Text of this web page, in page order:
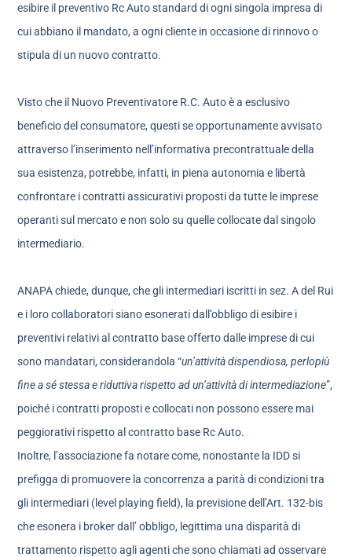
esibire il preventivo Rc Auto standard di ogni singola impresa di
cui abbiano il mandato, a ogni cliente in occasione di rinnovo o
stipula di un nuovo contratto.
Visto che il Nuovo Preventivatore R.C. Auto è a esclusivo
beneficio del consumatore, questi se opportunamente avvisato
attraverso l’inserimento nell’informativa precontrattuale della
sua esistenza, potrebbe, infatti, in piena autonomia e libertà
confrontare i contratti assicurativi proposti da tutte le imprese
operanti sul mercato e non solo su quelle collocate dal singolo
intermediario.
ANAPA chiede, dunque, che gli intermediari iscritti in sez. A del Rui
e i loro collaboratori siano esonerati dall’obbligo di esibire i
preventivi relativi al contratto base offerto dalle imprese di cui
sono mandatari, considerandola “un’attività dispendiosa, perlopiù
fine a sé stessa e riduttiva rispetto ad un’attività di intermediazione”,
poiché i contratti proposti e collocati non possono essere mai
peggiorativi rispetto al contratto base Rc Auto.
Inoltre, l’associazione fa notare come, nonostante la IDD si
prefigga di promuovere la concorrenza a parità di condizioni tra
gli intermediari (level playing field), la previsione dell’Art. 132-bis
che esonera i broker dall’ obbligo, legittima una disparità di
trattamento rispetto agli agenti che sono chiamati ad osservare